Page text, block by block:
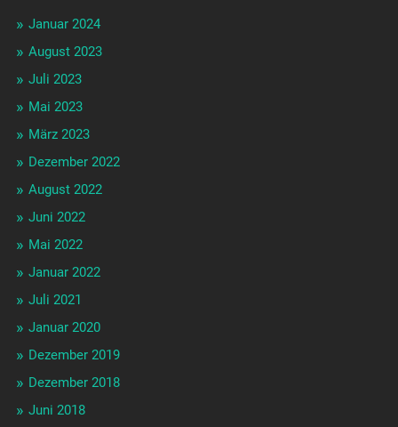
Januar 2024
August 2023
Juli 2023
Mai 2023
März 2023
Dezember 2022
August 2022
Juni 2022
Mai 2022
Januar 2022
Juli 2021
Januar 2020
Dezember 2019
Dezember 2018
Juni 2018